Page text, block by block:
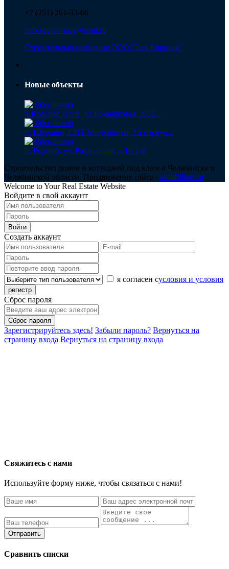
+7 (351) 261-33-66
info.eco-evrazia@mail.ru
Строительная компания ООО "Эко Евразия"
Новые объекты
п.Красное Поле, ул.Ромашковая, д.52...
п. Шершни, СНТ Мичуринец, 1й переул...
п. Родной, ул. Раздольная, д.10 2эт
Строительство домов и коттеджей под ключ в Челябинске и
Челябинской области. Продвижение сайта - seoaffiliate.ru
Welcome to Your Real Estate Website
Войдите в свой аккаунт
Войти
Создать аккаунт
я согласен сусловия и условия
регистр
Сброс пароля
Сброс пароля
Зарегистрируйтесь здесь! Забыли пароль? Вернуться на
страницу входа Вернуться на страницу входа
Свяжитесь с нами
Используйте форму ниже, чтобы связаться с нами!
Отправить
Сравнить списки